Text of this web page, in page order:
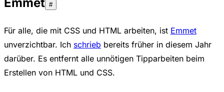
Emmet #
Für alle, die mit CSS und HTML arbeiten, ist Emmet
unverzichtbar. Ich schrieb bereits früher in diesem Jahr
darüber. Es entfernt alle unnötigen Tipparbeiten beim
Erstellen von HTML und CSS.